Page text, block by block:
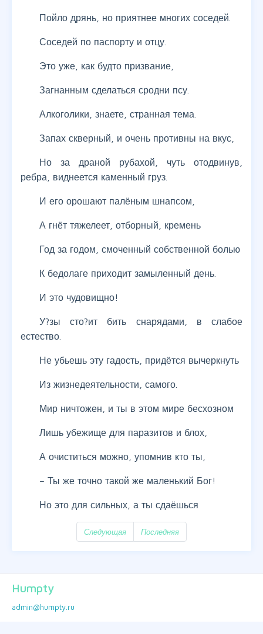
Пойло дрянь, но приятнее многих соседей.
Соседей по паспорту и отцу.
Это уже, как будто призвание,
Загнанным сделаться сродни псу.
Алкоголики, знаете, странная тема.
Запах скверный, и очень противны на вкус,
Но за драной рубахой, чуть отодвинув,
ребра, виднеется каменный груз.
И его орошают палёным шнапсом,
А гнёт тяжелеет, отборный, кремень
Год за годом, смоченный собственной болью
К бедолаге приходит замыленный день.
И это чудовищно!
У?зы сто?ит бить снарядами, в слабое
естество.
Не убьешь эту гадость, придётся вычеркнуть
Из жизнедеятельности, самого.
Мир ничтожен, и ты в этом мире бесхозном
Лишь убежище для паразитов и блох,
А очиститься можно, упомнив кто ты,
– Ты же точно такой же маленький Бог!
Но это для сильных, а ты сдаёшься
Следующая Последняя
Humpty
admin@humpty.ru